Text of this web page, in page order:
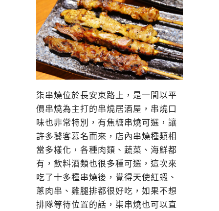
柒串燒位於長安東路上，是一間以平
價串燒為主打的串燒居酒屋，串燒口
味也非常特別，有焦糖串燒可選，讓
許多饕客慕名而來，店內串燒種類相
當多樣化，各種肉類、蔬菜、海鮮都
有，飲料酒類也很多種可選，這次來
吃了十多種串燒後，覺得天使紅蝦、
蔥肉串、雞腿排都很好吃，如果不想
排隊等待位置的話，柒串燒也可以直